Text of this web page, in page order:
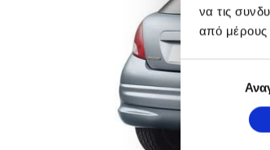
να τις
από μέρους
Επιλογή
συγκατάθεσης